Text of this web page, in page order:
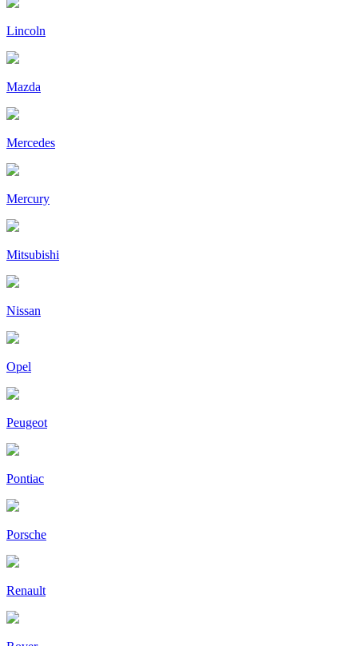
Lincoln
Mazda
Mercedes
Mercury
Mitsubishi
Nissan
Opel
Peugeot
Pontiac
Porsche
Renault